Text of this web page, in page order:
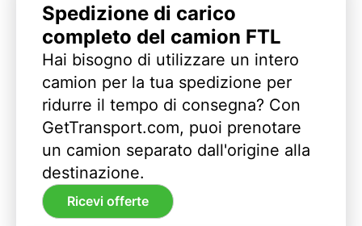
Spedizione di carico
completo del camion FTL
Hai bisogno di utilizzare un intero
camion per la tua spedizione per
ridurre il tempo di consegna? Con
GetTransport.com, puoi prenotare
un camion separato dall'origine alla
destinazione.
Ricevi offerte